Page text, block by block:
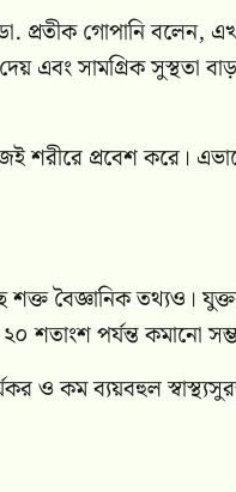
প্রতীক গোপানি
সামগ্রিক সুস্থতা
প্রবেশ করে।
বৈজ্ঞানিক তথ্যও।
২০ শতাংশ পর্যন্ত কমানো
ও কম ব্যয়বহুল